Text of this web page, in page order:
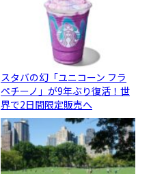
スタバの幻「ユニコーン フラ
ペチーノ」が9年ぶり復活！世
界で2日間限定販売へ